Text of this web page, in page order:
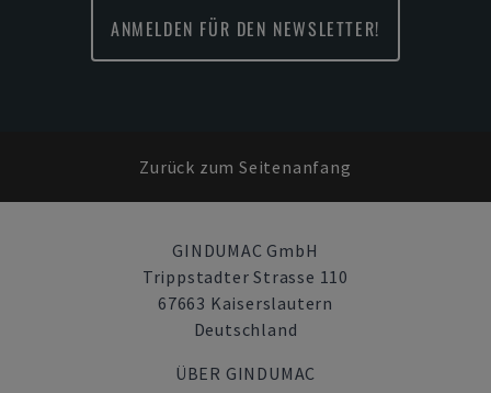
ANMELDEN FÜR DEN NEWSLETTER!
Zurück zum Seitenanfang
GINDUMAC GmbH
Trippstadter Strasse 110
67663 Kaiserslautern
Deutschland
ÜBER GINDUMAC